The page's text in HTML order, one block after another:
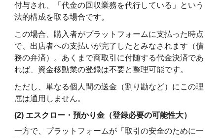
付与され、「代金の回収業務を代行している」という
法的構成を取る場合です。
この場合、購入者がプラットフォームに支払った時点
で、出店者への支払いが完了したとみなされます（債
務の弁済）。あくまで商取引に付随する代金決済であ
れば、資金移動業の登録は不要と整理可能です。
ただし、単なる個人間の送金（割り勘など）にこの理
屈は通用しません。
(2) エスクロー・預かり金（登録必要の可能性大）
一方で、プラットフォームが「取引の安全のために一